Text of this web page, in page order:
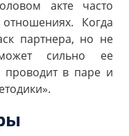
акте часто
Когда
партнера, но не
сильно ее
проводит в паре и